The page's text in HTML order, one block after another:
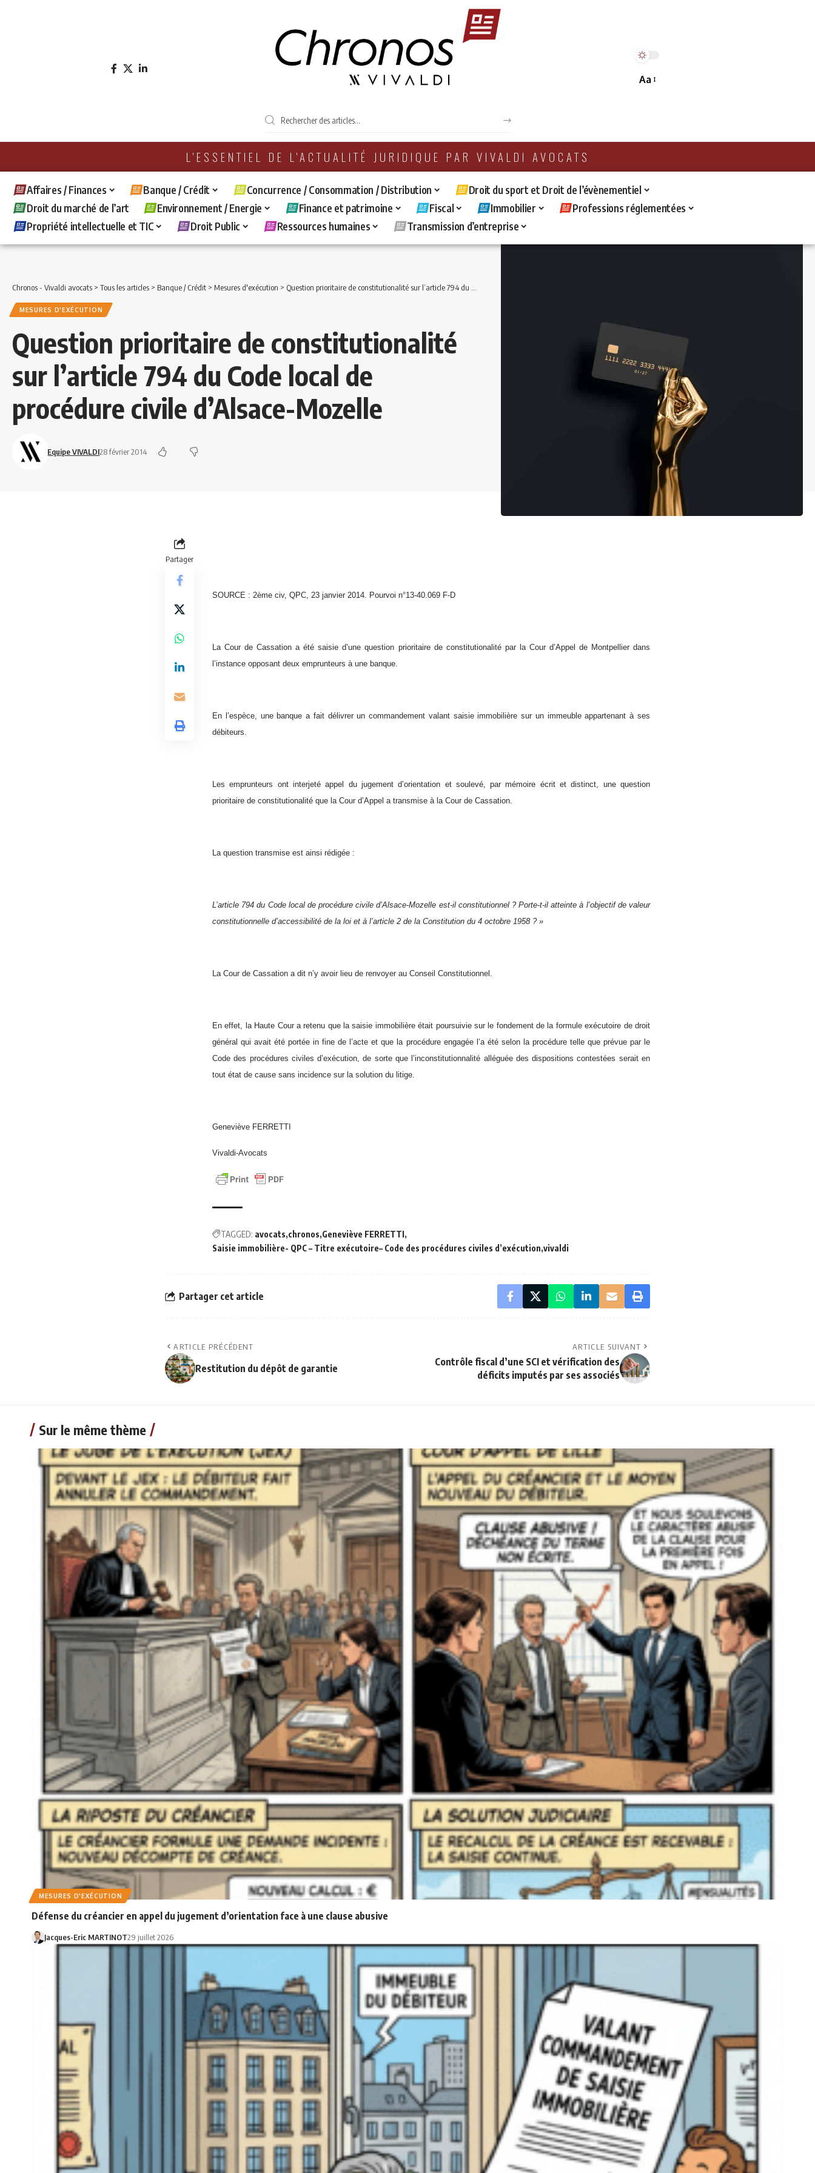
Aa
L'ESSENTIEL DE L'ACTUALITÉ JURIDIQUE PAR VIVALDI AVOCATS
Affaires / Finances Banque / Crédit Concurrence / Consommation / Distribution
Droit du sport et Droit de l’évènementiel
Droit du marché de l’art
Environnement / Energie Finance et patrimoine Fiscal Immobilier
Professions réglementées
Propriété intellectuelle et TIC
Droit Public Ressources humaines Transmission d’entreprise
Chronos - Vivaldi avocats > Tous les articles > Banque / Crédit > Mesures d'exécution > Question prioritaire de constitutionalité sur l’article 794 du Code local de procédure civile d’Alsace-Mozelle
MESURES D'EXÉCUTION
Question prioritaire de constitutionalité
sur l’article 794 du Code local de
procédure civile d’Alsace-Mozelle
Equipe VIVALDI28 février 2014
Partager
SOURCE : 2ème civ, QPC, 23 janvier 2014. Pourvoi n°13-40.069 F-D
La Cour de Cassation a été saisie d’une question prioritaire de constitutionalité par la Cour d’Appel de Montpellier dans
l’instance opposant deux emprunteurs à une banque.
En l’espèce, une banque a fait délivrer un commandement valant saisie immobilière sur un immeuble appartenant à ses
débiteurs.
Les emprunteurs ont interjeté appel du jugement d’orientation et soulevé, par mémoire écrit et distinct, une question
prioritaire de constitutionalité que la Cour d’Appel a transmise à la Cour de Cassation.
La question transmise est ainsi rédigée :
L’article 794 du Code local de procédure civile d’Alsace-Mozelle est-il constitutionnel ? Porte-t-il atteinte à l’objectif de valeur
constitutionnelle d’accessibilité de la loi et à l’article 2 de la Constitution du 4 octobre 1958 ? »
La Cour de Cassation a dit n’y avoir lieu de renvoyer au Conseil Constitutionnel.
En effet, la Haute Cour a retenu que la saisie immobilière était poursuivie sur le fondement de la formule exécutoire de droit
général qui avait été portée in fine de l’acte et que la procédure engagée l’a été selon la procédure telle que prévue par le
Code des procédures civiles d’exécution, de sorte que l’inconstitutionnalité alléguée des dispositions contestées serait en
tout état de cause sans incidence sur la solution du litige.
Geneviève FERRETTI
Vivaldi-Avocats
TAGGED: avocats chronos Geneviève FERRETTI
Saisie immobilière- QPC – Titre exécutoire– Code des procédures civiles d’exécution vivaldi
Partager cet article
ARTICLE PRÉCÉDENT
Restitution du dépôt de garantie
ARTICLE SUIVANT
Contrôle fiscal d’une SCI et vérification des
déficits imputés par ses associés
Sur le même thème
MESURES D'EXÉCUTION
Défense du créancier en appel du jugement d’orientation face à une clause abusive
Jacques-Eric MARTINOT29 juillet 2026